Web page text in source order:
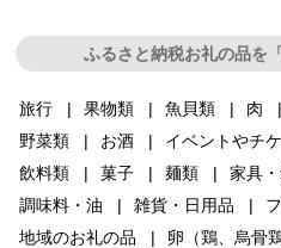
ふるさと納税お礼の品を
旅行 果物類 魚貝類 肉
野菜類
お酒 イベントやチ
飲料類
菓子 麺類 家具
調味料・油
雑貨・日用品
地域のお礼の品
卵（鶏、烏骨